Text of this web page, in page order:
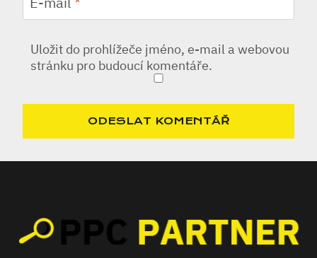
Uložit do prohlížeče jméno, e-mail a webovou
stránku pro budoucí komentáře.